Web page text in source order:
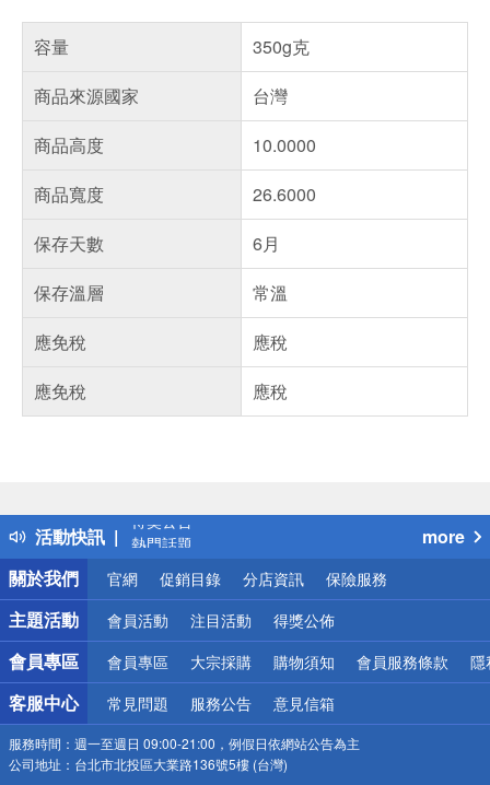
容量
350g克
商品來源國家
台灣
商品高度
10.0000
商品寬度
26.6000
保存天數
6月
保存溫層
常溫
應免稅
應稅
應免稅
應稅
活動快訊
得獎公告
熱門話題
銀行優惠
偏遠地區配送
詐騙網頁！請小心！
more
關於我們
官網 促銷目錄 分店資訊 保險服務
主題活動 會員活動 注目活動 得獎公佈
會員專區 會員專區 大宗採購 購物須知 會員服務條款 隱
客服中心 常見問題 服務公告 意見信箱
服務時間： 週一至週日 09:00-21:00，例假日依網站公告為主
公司地址： 台北市北投區大業路136號5樓 (台灣)